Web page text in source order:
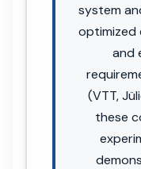
system
optimized
and
(VTT,
these